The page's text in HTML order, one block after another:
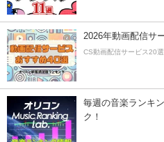
2026年動画配信サ
CS動画配信サービス20選
毎週の音楽ランキ
ク！